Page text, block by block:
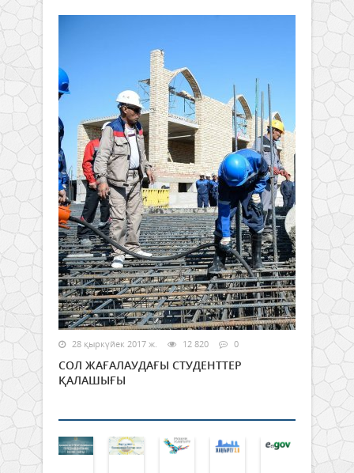
28 қыркүйек 2017 ж. 12 820 0
СОЛ ЖАҒАЛАУДАҒЫ СТУДЕНТТЕР
ҚАЛАШЫҒЫ